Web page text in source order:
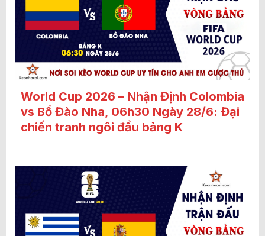
World Cup 2026 – Nhận Định Colombia
vs Bồ Đào Nha, 06h30 Ngày 28/6: Đại
chiến tranh ngôi đầu bảng K